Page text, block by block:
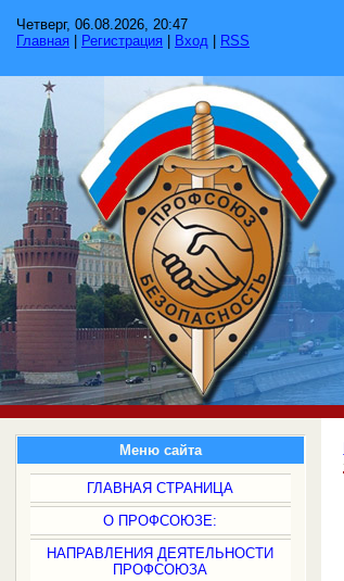
Четверг, 06.08.2026, 20:47
Главная
Регистрация Вход RSS
Меню сайта
ГЛАВНАЯ СТРАНИЦА
О ПРОФСОЮЗЕ:
НАПРАВЛЕНИЯ ДЕЯТЕЛЬНОСТИ
ПРОФСОЮЗА